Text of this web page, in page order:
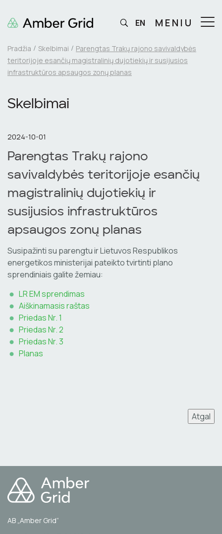
Pradžia Skelbimai
Parengtas Trakų rajono savivaldybės
teritorijoje esančių magistralinių dujotiekių ir susijusios
infrastruktūros apsaugos zonų planas
Skelbimai
2024-10-01
Parengtas Trakų rajono
savivaldybės teritorijoje esančių
magistralinių dujotiekių ir
susijusios infrastruktūros
apsaugos zonų planas
Susipažinti su parengtu ir Lietuvos Respublikos
energetikos ministerijai pateikto tvirtinti plano
sprendiniais galite žemiau:
LR EM sprendimas
Aiškinamasis raštas
Priedas Nr. 1
Priedas Nr. 2
Priedas Nr. 3
Planas
Atgal
AB „Amber Grid“
EN MENIU